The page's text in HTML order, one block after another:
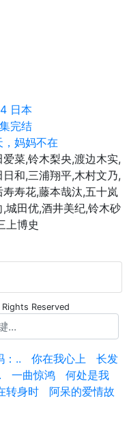
日本
完结
，妈妈不在
爱菜,铃木梨央,渡边木实,
日和,三浦翔平,木村文乃,
寿寿花,藤本哉汰,五十岚
,城田优,酒井美纪,铃木砂
上博史
Reserved
：.. 你在我心上
长发
一曲惊鸿
何处是我
转身时
阿呆的爱情故